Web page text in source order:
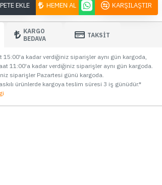
EKLE HEMEN AL KARŞILAŞTIR
KARGO
BEDAVA
TAKSİT
15:00'a kadar verdiğiniz siparişler aynı gün kargoda,
11:00'a kadar verdiğiniz siparişler aynı gün kargoda.
siparişler Pazartesi günü kargoda.
ürünlerde kargoya teslim süresi 3 iş günüdür.*